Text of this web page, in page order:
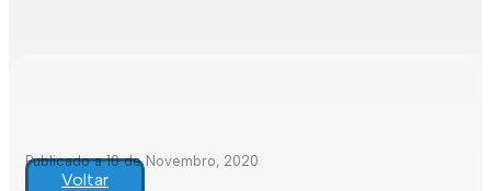
Publicado a 10 de Novembro, 2020
Voltar